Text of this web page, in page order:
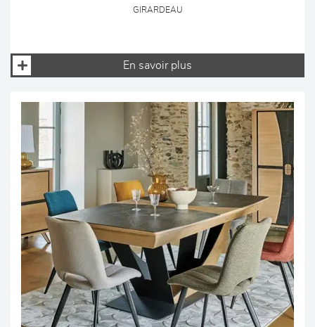
GIRARDEAU
En savoir plus